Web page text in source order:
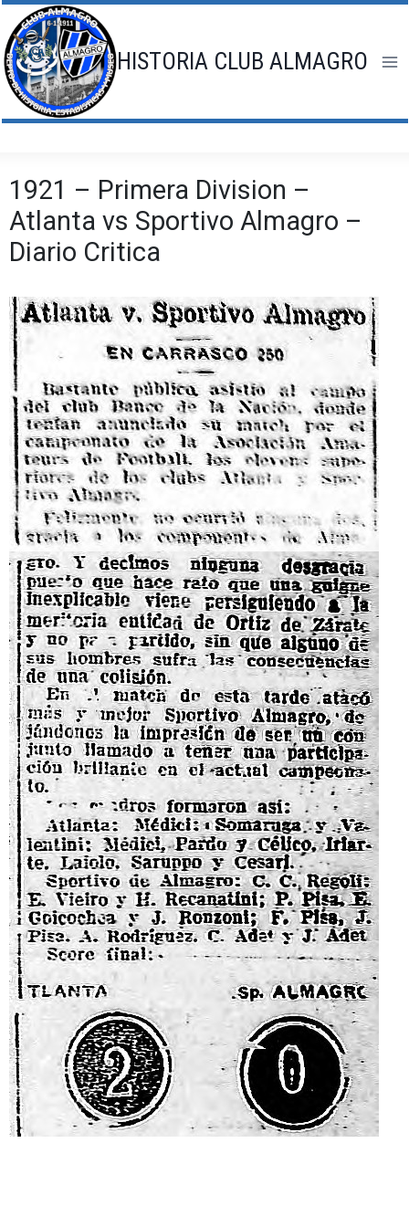
Saltar
al
contenido
HISTORIA CLUB ALMAGRO
1921 – Primera Division –
Atlanta vs Sportivo Almagro –
Diario Critica